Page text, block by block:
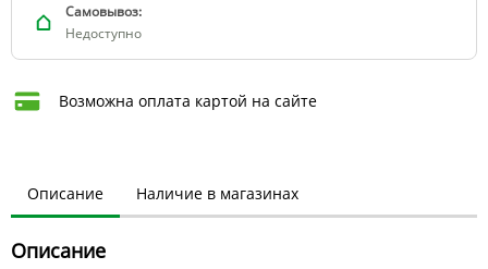
Самовывоз:
Недоступно
Возможна оплата картой на сайте
Описание Наличие в магазинах
Описание